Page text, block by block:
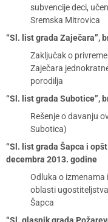
subvencije deci,
Sremska Mitrovica
“Sl. list grada Zaječara”,
Zaključak o
Zaječara
porodilja
“Sl. list grada Subotice”,
Rešenje o davanju
Subotica)
“Sl. list grada Šapca i
decembra 2013. godine
Odluka o izmenama
oblasti
Šapca